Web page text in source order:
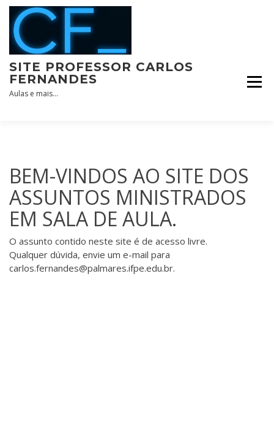
Skip
content
SITE PROFESSOR CARLOS
FERNANDES
Aulas e mais…
BEM-VINDOS AO SITE DOS
ASSUNTOS MINISTRADOS
EM SALA DE AULA.
O assunto contido neste site é de acesso livre.
Qualquer dúvida, envie um e-mail para
carlos.fernandes@palmares.ifpe.edu.br.